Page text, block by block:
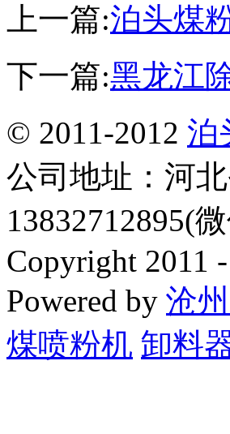
上一篇:泊头煤
下一篇:黑龙江
© 2011-2012 泊
公司地址：河
13832712895(
Copyright 2011
Powered by 沧
煤喷粉机 卸料